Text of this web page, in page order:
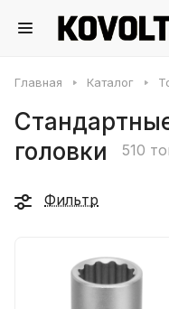
Главная Каталог
головки
510
Фильтр